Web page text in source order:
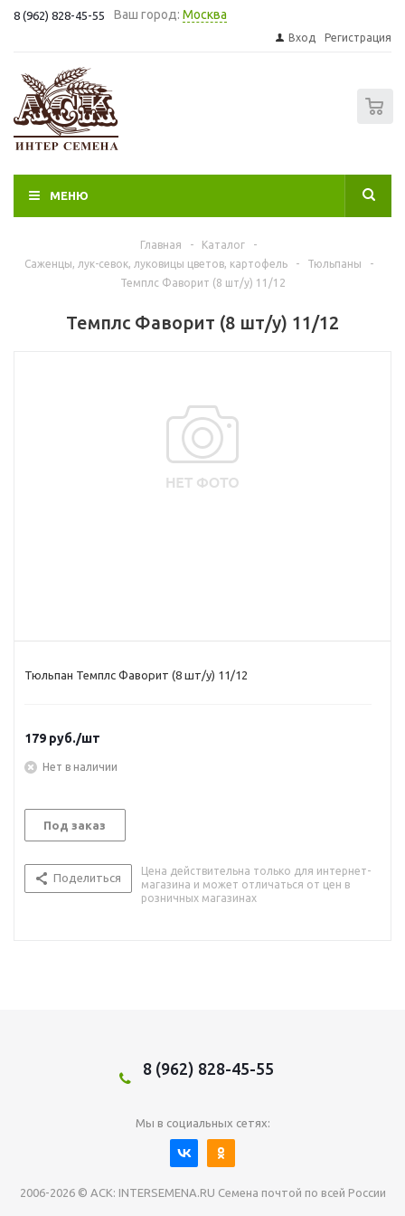
8 (962) 828-45-55 Ваш город: Москва
Вход Регистрация
МЕНЮ
Главная - Каталог
-
Саженцы, лук-севок, луковицы цветов, картофель
- Тюльпаны
-
Темплс Фаворит (8 шт/у) 11/12
Темплс Фаворит (8 шт/у) 11/12
Тюльпан Темплс Фаворит (8 шт/у) 11/12
179 руб./шт
Нет в наличии
Под заказ
Поделиться
Цена действительна только для интернет-
магазина и может отличаться от цен в
розничных магазинах
8 (962) 828-45-55
Мы в социальных сетях:
2006-2026 © АСК: INTERSEMENA.RU Семена почтой по всей России